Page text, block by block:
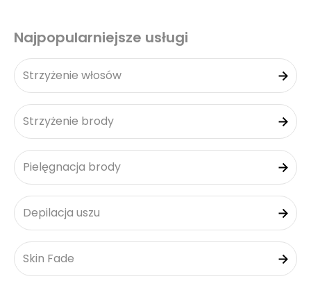
Najpopularniejsze usługi
Strzyżenie włosów
Strzyżenie brody
Pielęgnacja brody
Depilacja uszu
Skin Fade